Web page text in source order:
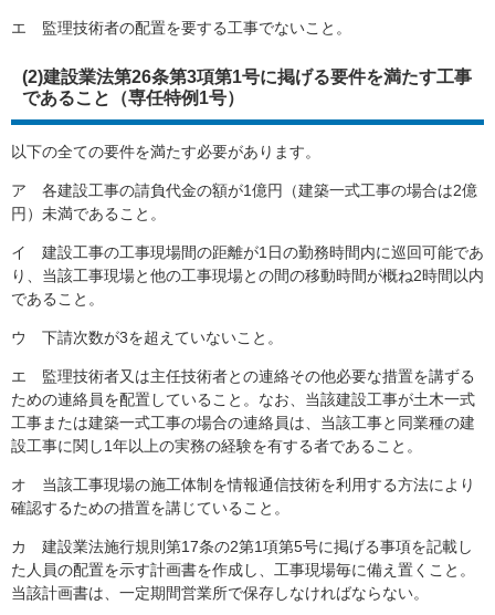
エ 監理技術者の配置を要する工事でないこと。
(2)建設業法第26条第3項第1号に掲げる要件を満たす工事
であること（専任特例1号）
以下の全ての要件を満たす必要があります。
ア 各建設工事の請負代金の額が1億円（建築一式工事の場合は2億
円）未満であること。
イ 建設工事の工事現場間の距離が1日の勤務時間内に巡回可能であ
り、当該工事現場と他の工事現場との間の移動時間が概ね2時間以内
であること。
ウ 下請次数が3を超えていないこと。
エ 監理技術者又は主任技術者との連絡その他必要な措置を講ずる
ための連絡員を配置していること。なお、当該建設工事が土木一式
工事または建築一式工事の場合の連絡員は、当該工事と同業種の建
設工事に関し1年以上の実務の経験を有する者であること。
オ 当該工事現場の施工体制を情報通信技術を利用する方法により
確認するための措置を講じていること。
カ 建設業法施行規則第17条の2第1項第5号に掲げる事項を記載し
た人員の配置を示す計画書を作成し、工事現場毎に備え置くこと。
当該計画書は、一定期間営業所で保存しなければならない。